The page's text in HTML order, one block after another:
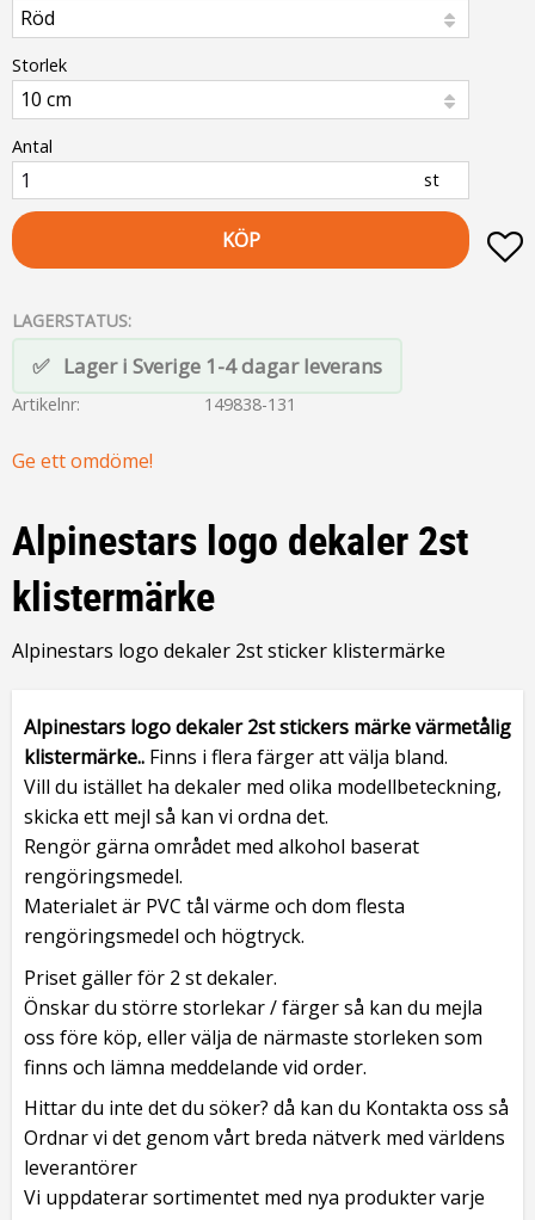
Storlek
Antal
st
KÖP
LAGERSTATUS
Lager i Sverige 1-4 dagar leverans
Artikelnr 149838-131
Ge ett omdöme!
Alpinestars logo dekaler 2st
klistermärke
Alpinestars logo dekaler 2st sticker klistermärke
Alpinestars logo dekaler 2st stickers märke värmetålig
klistermärke.. Finns i flera färger att välja bland.
Vill du istället ha dekaler med olika modellbeteckning,
skicka ett mejl så kan vi ordna det.
Rengör gärna området med alkohol baserat
rengöringsmedel.
Materialet är PVC tål värme och dom flesta
rengöringsmedel och högtryck.
Priset gäller för 2 st dekaler.
Önskar du större storlekar / färger så kan du mejla
oss före köp, eller välja de närmaste storleken som
finns och lämna meddelande vid order.
Hittar du inte det du söker? då kan du Kontakta oss så
Ordnar vi det genom vårt breda nätverk med världens
leverantörer
Vi uppdaterar sortimentet med nya produkter varje